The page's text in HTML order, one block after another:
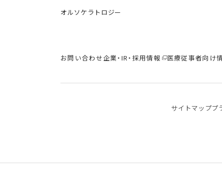
オルソケラトロジー
お問い合わせ企業・IR・採用情報 医療従事者向け
サイトマッププ